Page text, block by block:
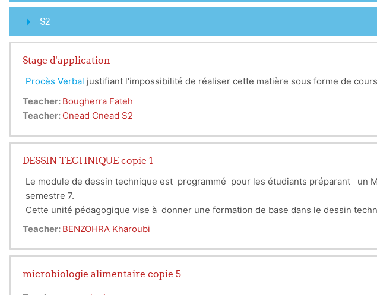
S2
Stage d'application
Procès Verbal justifiant l'impossibilité de réaliser cette matière sous forme de
Teacher: Bougherra Fateh
Teacher: Cnead Cnead S2
DESSIN TECHNIQUE copie 1
Le module de dessin technique est programmé pour les étudiants préparant un
semestre 7.
Cette unité pédagogique vise à donner une formation de base dans le dessin
1-les conventions et les normes de dessin.
3-des notions de bases de la géométrie descriptive seront également traitées .
Teacher: BENZOHRA Kharoubi
microbiologie alimentaire copie 5